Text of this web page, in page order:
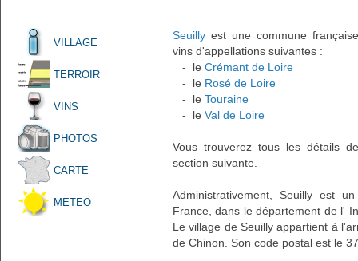
VILLAGE
TERROIR
VINS
PHOTOS
CARTE
METEO
Seuilly est une commune
vins d'appellations suivantes :
- le Crémant de Loire
- le Rosé de Loire
- le Touraine
- le Val de Loire
Vous trouverez tous les détails
section suivante.
Administrativement, Seuilly est
France, dans le département de l'
Le village de Seuilly appartient à
de Chinon. Son code postal est le